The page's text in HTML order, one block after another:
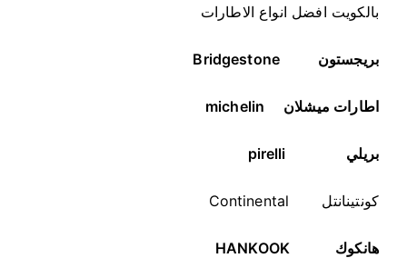
بالكويت افضل انواع الاطارات
بريجستون
اطارات ميشلان
بريلي
كونتينانتل Continental
هانكوك